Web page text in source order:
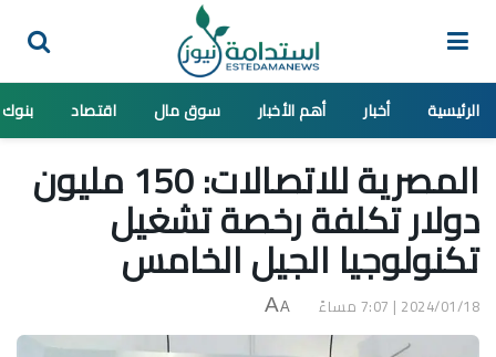
الرئيسية أخبار أهم الأخبار سوق مال اقتصاد بنوك
المصرية للاتصالات: 150 مليون
دولار تكلفة رخصة تشغيل
تكنولوجيا الجيل الخامس
2024/01/18 | 7:07 مساءً A
A